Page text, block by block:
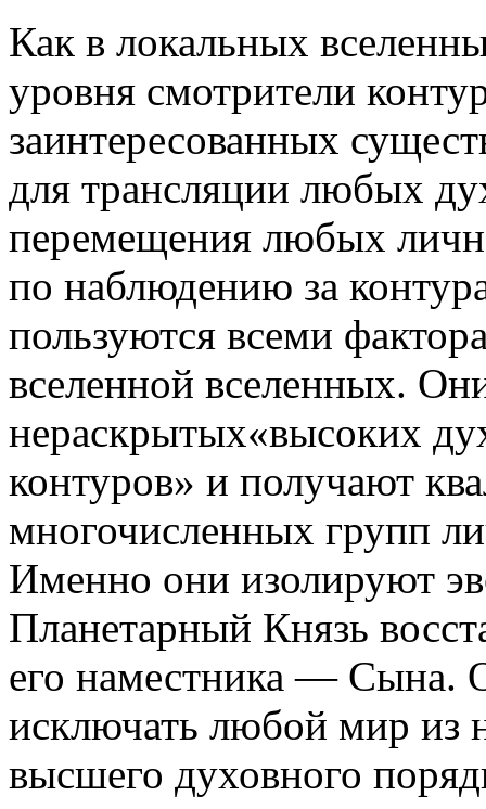
Как в локальных
уровня смотрители
заинтересованных
для трансляции любых
перемещения любых
по наблюдению за
пользуются всеми
вселенной вселенных.
нераскрытых«высоких
контуров» и получают
многочисленных групп
Именно они изолируют
Планетарный Князь
его наместника — Сына.
исключать любой мир из
высшего духовного